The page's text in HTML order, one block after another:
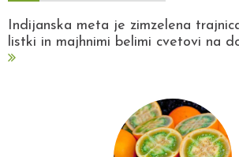
Indijanska meta je zimzelena
listki in majhnimi belimi cvetovi na